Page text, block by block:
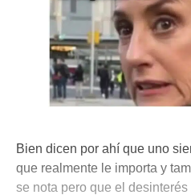
Bien dicen por ahí que uno
que realmente le importa y
se nota pero que el